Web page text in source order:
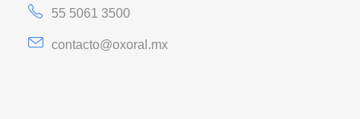
55 5061 3500
contacto@oxoral.mx